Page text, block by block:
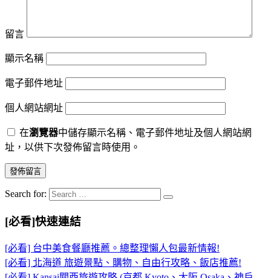
留言
顯示名稱
電子郵件地址
個人網站網址
在瀏覽器中儲存顯示名稱、電子郵件地址及個人網站網
址，以供下次發佈留言時使用。
Search for:
[必看]快速連結
[必看] 台中美食餐廳推薦。總整理懶人包最新情報!
[必看] 北海道 旅遊景點、購物、自由行攻略、飯店推薦!